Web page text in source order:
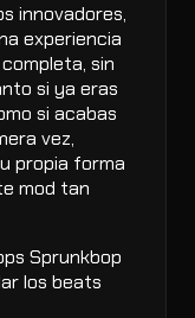
innovadores,
experiencia
sin
si ya eras
si acabas
vez,
propia forma
mod tan
Sprunkbop
los beats